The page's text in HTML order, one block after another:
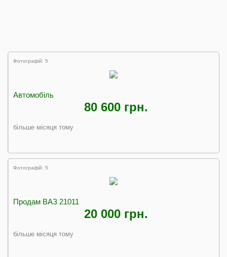
Фотографій: 5
Автомобіль
80 600 грн.
більше місяця тому
Фотографій: 5
Продам ВАЗ 21011
20 000 грн.
більше місяця тому